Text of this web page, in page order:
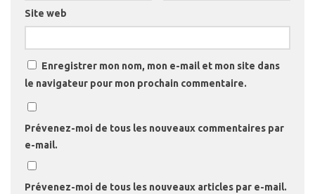
Site web
Enregistrer mon nom, mon e-mail et mon site dans
le navigateur pour mon prochain commentaire.
Prévenez-moi de tous les nouveaux commentaires par
e-mail.
Prévenez-moi de tous les nouveaux articles par e-mail.